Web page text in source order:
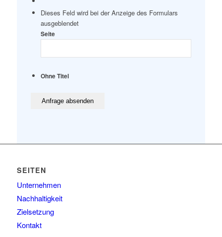
Dieses Feld wird bei der Anzeige des Formulars
ausgeblendet
Seite
Ohne Titel
SEITEN
Unternehmen
Nachhaltigkeit
Zielsetzung
Kontakt